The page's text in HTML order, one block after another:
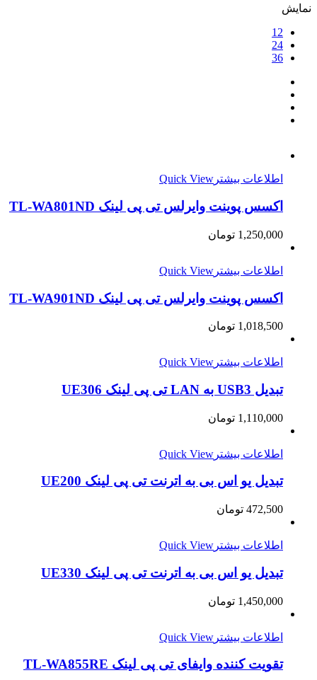
نمایش
12
24
36
اطلاعات بیشتر Quick View
اکسس پوینت وایرلس تی پی لینک TL-WA801ND
1,250,000 تومان
اطلاعات بیشتر Quick View
اکسس پوینت وایرلس تی پی لینک TL-WA901ND
1,018,500 تومان
اطلاعات بیشتر Quick View
تبدیل USB3 به LAN تی پی لینک UE306
1,110,000 تومان
اطلاعات بیشتر Quick View
تبدیل یو اس بی به اترنت تی پی لینک UE200
472,500 تومان
اطلاعات بیشتر Quick View
تبدیل یو اس بی به اترنت تی پی لینک UE330
1,450,000 تومان
اطلاعات بیشتر Quick View
تقویت کننده وایفای تی پی لینک TL-WA855RE